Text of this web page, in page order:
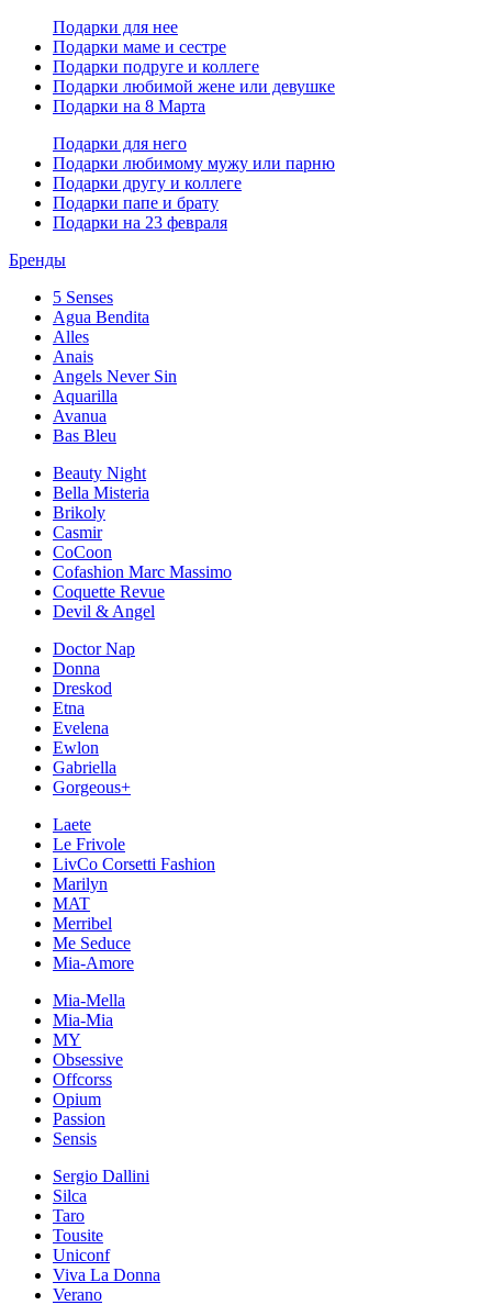
Подарки для нее
Подарки маме и сестре
Подарки подруге и коллеге
Подарки любимой жене или девушке
Подарки на 8 Марта
Подарки для него
Подарки любимому мужу или парню
Подарки другу и коллеге
Подарки папе и брату
Подарки на 23 февраля
Бренды
5 Senses
Agua Bendita
Alles
Anais
Angels Never Sin
Aquarilla
Avanua
Bas Bleu
Beauty Night
Bella Misteria
Brikoly
Casmir
CoCoon
Cofashion Marc Massimo
Coquette Revue
Devil & Angel
Doctor Nap
Donna
Dreskod
Etna
Evelena
Ewlon
Gabriella
Gorgeous+
Laete
Le Frivole
LivCo Corsetti Fashion
Marilyn
MAT
Merribel
Me Seduce
Mia-Amore
Mia-Mella
Mia-Mia
MY
Obsessive
Offcorss
Opium
Passion
Sensis
Sergio Dallini
Silca
Taro
Tousite
Uniconf
Viva La Donna
Verano